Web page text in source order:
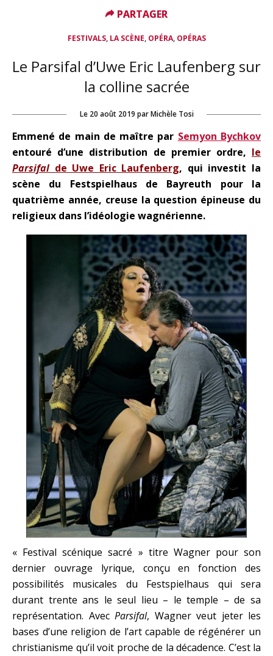
FESTIVALS, LA SCÈNE, OPÉRA, OPÉRAS
Le Parsifal d’Uwe Eric Laufenberg sur
la colline sacrée
Le 20 août 2019 par Michèle Tosi
Emmené de main de maître par Semyon Bychkov
entouré d’une distribution de premier ordre, le
Parsifalde Uwe Eric Laufenberg, qui investit la
scène du Festspielhaus de Bayreuth pour la
quatrième année, creuse la question épineuse du
religieux dans l’idéologie wagnérienne.
« Festival scénique sacré » titre Wagner pour son
dernier ouvrage lyrique, conçu en fonction des
possibilités musicales du Festspielhaus qui sera
durant trente ans le seul lieu – le temple – de sa
représentation. Avec Parsifal, Wagner veut jeter les
bases d’une religion de l’art capable de régénérer un
christianisme qu’il voit proche de la décadence. C’est la
PARTAGER
PARTAGER